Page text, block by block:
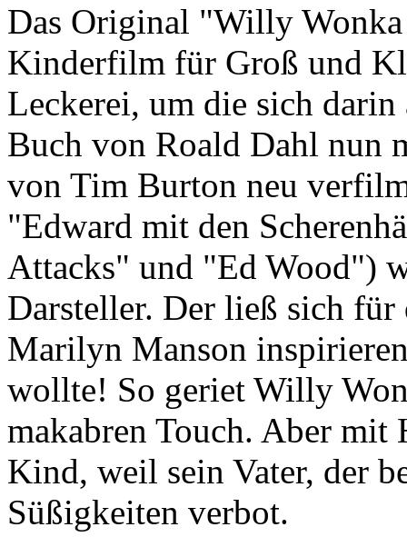
Das Original "Willy
Kinderfilm für Groß und
Leckerei, um die sich
Buch von Roald Dahl nun
von Tim Burton neu
"Edward mit den
Attacks" und "Ed Wood")
Darsteller. Der ließ sich
Marilyn Manson
wollte! So geriet Willy
makabren Touch. Aber
Kind, weil sein Vater, der
Süßigkeiten verbot.